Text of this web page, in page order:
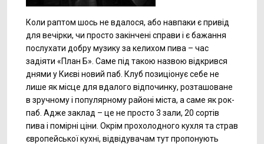
Коли раптом шось не вдалося, або навпаки є привід
для вечірки, чи просто закінчені справи і є бажання
послухати добру музику за келихом пива – час
задіяти «План Б». Саме під такою назвою відкрився
днями у Києві новий паб. Клуб позиціонує себе не
лише як місце для вдалого відпочинку, розташоване
в зручному і популярному районі міста, а саме як рок-
паб. Адже заклад – це не просто 3 зали, 20 сортів
пива і помірні ціни. Окрім прохолодного кухля та страв
європейської кухні, відвідувачам тут пропонують